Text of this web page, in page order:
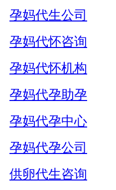
孕妈代生公司
孕妈代怀咨询
孕妈代怀机构
孕妈代孕助孕
孕妈代孕中心
孕妈代孕公司
供卵代生咨询